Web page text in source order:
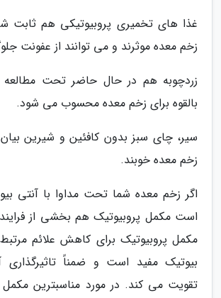
غذا های تخمیری پروبیوتیکی هم ثابت
زخم معده موثرند و می توانند از عفونت
زردچوبه هم در حال حاضر تحت
بالقوه برای زخم معده محسوب می شود.
سیر، چای سبز بدون کافئین و شیرین
زخم معده خوبند.
اگر زخم معده شما تحت مداوا با آنتی
است مکمل پروبیوتیک هم بخشی از فرایند
مکمل پروبیوتیک برای کاهش علائم
بیوتیک مفید است و ضمناً تاثیرگذاری
تقویت می کند. در مورد مناسبترین مکمل